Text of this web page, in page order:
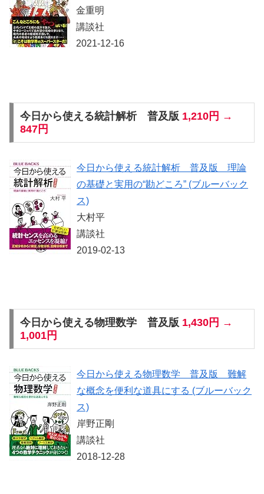
金重明
講談社
2021-12-16
今日から使える統計解析 普及版 1,210円 →
847円
今日から使える統計解析 普及版 理論
の基礎と実用の“勘どころ” (ブルーバック
ス)
大村平
講談社
2019-02-13
今日から使える物理数学 普及版 1,430円 →
1,001円
今日から使える物理数学 普及版 難解
な概念を便利な道具にする (ブルーバック
ス)
岸野正剛
講談社
2018-12-28